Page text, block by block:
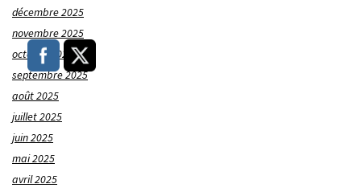
décembre 2025
novembre 2025
octobre 2025
septembre 2025
août 2025
juillet 2025
juin 2025
mai 2025
avril 2025